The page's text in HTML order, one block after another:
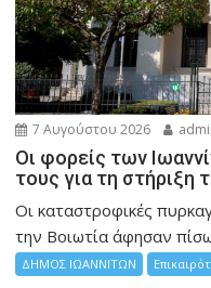
7 Αυγούστου 2026
Οι φορείς των
τους για τη
Οι καταστροφικές
την Bοιωτία άφησαν
ΔΗΜΟΣ ΙΩΑΝΝΙΤΩΝ